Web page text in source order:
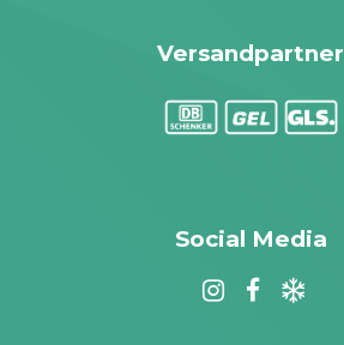
Versandpartner
Social Media